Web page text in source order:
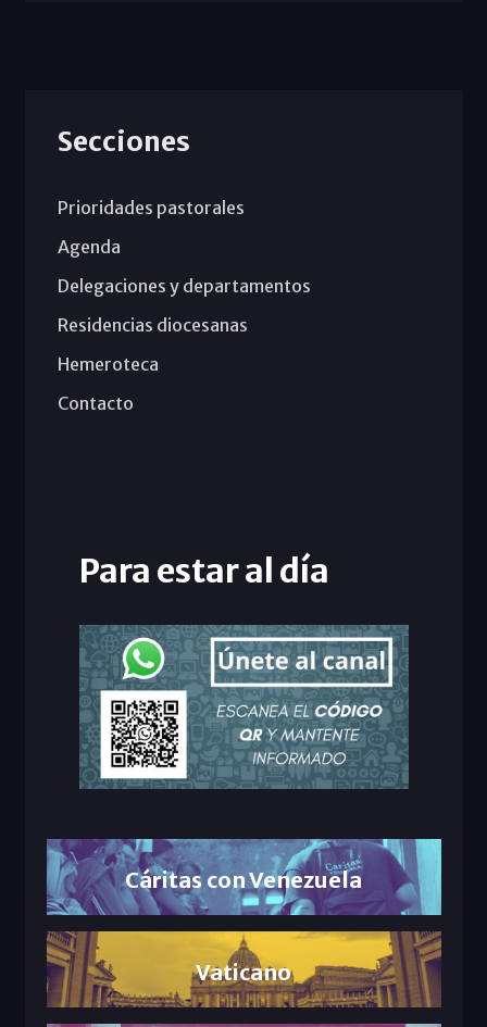
Secciones
Prioridades pastorales
Agenda
Delegaciones y departamentos
Residencias diocesanas
Hemeroteca
Contacto
Para estar al día
Cáritas con Venezuela
Vaticano